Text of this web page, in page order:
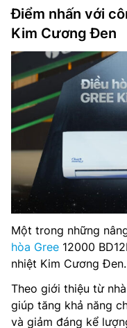
Điểm nhấn với
Kim Cương Đen
Một trong những
hòa Gree 12000
nhiệt Kim Cương Đen.
Theo giới thiệu từ
giúp tăng khả năng
và giảm đáng kể